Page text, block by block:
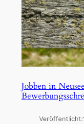
Jobben in
Veröffentlicht: